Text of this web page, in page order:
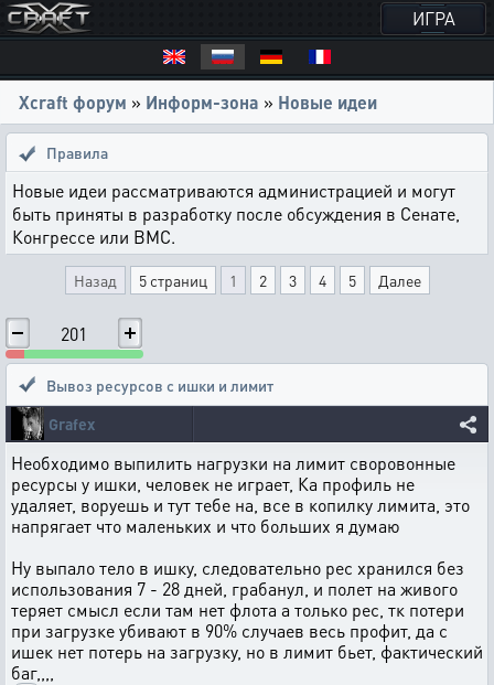
ИГРА
Xcraft форум » Информ-зона » Новые идеи
Правила
Новые идеи рассматриваются администрацией и могут
быть приняты в разработку после обсуждения в Сенате,
Конгрессе или ВМС.
Назад 5 страниц 1 2 3 4 5 Далее
201
Вывоз ресурсов с ишки и лимит
Grafex
Необходимо выпилить нагрузки на лимит своровонные
ресурсы у ишки, человек не играет, Ка профиль не
удаляет, воруешь и тут тебе на, все в копилку лимита, это
напрягает что маленьких и что больших я думаю
Ну выпало тело в ишку, следовательно рес хранился без
использования 7 - 28 дней, грабанул, и полет на живого
теряет смысл если там нет флота а только рес, тк потери
при загрузке убивают в 90% случаев весь профит, да с
ишек нет потерь на загрузку, но в лимит бьет, фактический
баг,,,,